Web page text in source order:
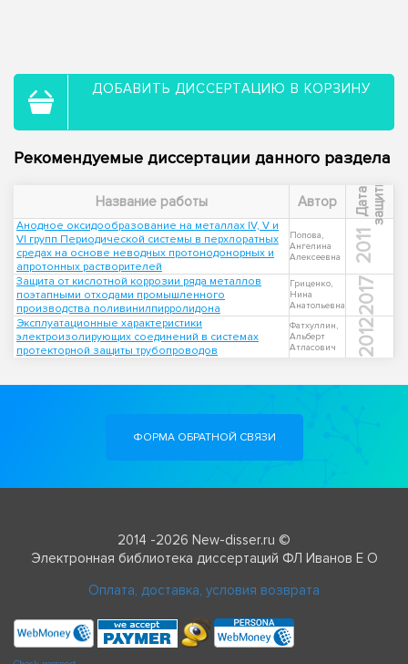
ДОБАВИТЬ ДИССЕРТАЦИЮ В КОРЗИНУ
Рекомендуемые диссертации данного раздела
Название работы Автор Д
а
т
а
з
а
щ
и
т ы
Анодное оксидообразование на металлах IV, V и
VI групп Периодической системы в перхлоратных
средах на основе неводных протонодонорных и
апротонных растворителей
Попова,
Ангелина
Алексеевна
2011
Защита от кислотной коррозии ряда металлов
поэтапными отходами промышленного
производства поливинилпирролидона
Гриценко,
Нина
Анатольевна
2017
Эксплуатационные характеристики
электроизолирующих соединений в системах
протекторной защиты трубопроводов
Фатхуллин,
Альберт
Атласович
2012
ФОРМА ОБРАТНОЙ СВЯЗИ
2014 -2026 New-disser.ru ©
Электронная библиотека диссертаций ФЛ Иванов Е О
Оплата, доставка, условия возврата